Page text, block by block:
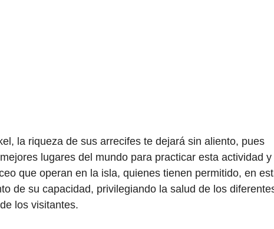
la riqueza de sus arrecifes te dejará sin aliento, pues
lugares del mundo para practicar esta actividad y
que operan en la isla, quienes tienen permitido, en
de su capacidad, privilegiando la salud de los
los visitantes.